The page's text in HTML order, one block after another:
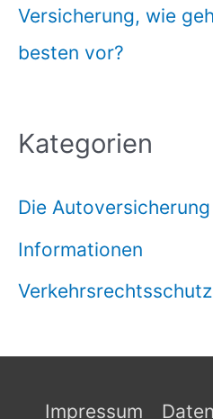
Versicherung, wie
besten vor?
Kategorien
Die
Informationen
Verkehrsrechtsschutz
Impressum